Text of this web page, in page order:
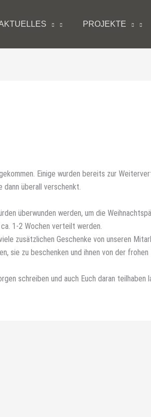
PROJEKTE
Einige wurden bereits zur
dann überall verschenkt.
überwunden werden, um die
1-2 Wochen verteilt werden.
zusätzlichen Geschenke von unseren
sie zu beschenken und ihnen von der
schreiben und auch Euch daran teilhaben